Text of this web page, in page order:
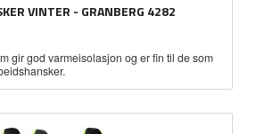
VINTER - GRANBERG 4282
gir god varmeisolasjon og er fin til de som